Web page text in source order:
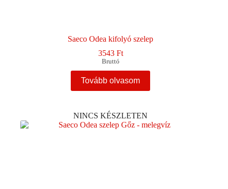
Saeco Odea kifolyó szelep
3543 Ft
Bruttó
Tovább olvasom
NINCS KÉSZLETEN